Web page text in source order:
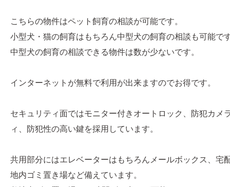
こちらの物件はペット飼育の相談が可能です。
小型犬・猫の飼育はもちろん中型犬の飼育の相談も可能で
中型犬の飼育の相談できる物件は数が少ないです。
インターネットが無料で利用が出来ますのでお得です。
セキュリティ面ではモニター付きオートロック、防犯カメ
ィ、防犯性の高い鍵を採用しています。
共用部分にはエレベーターはもちろんメールボックス、宅
地内ゴミ置き場など備えています。